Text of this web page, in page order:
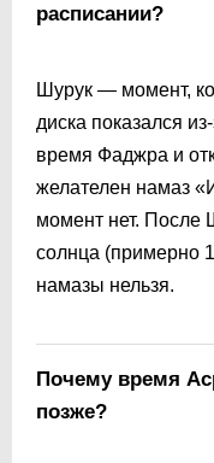
расписании?
Шурук — момент,
диска показался
время Фаджра и
желателен намаз
момент нет. После
солнца (примерно
намазы нельзя.
Почему время
позже?